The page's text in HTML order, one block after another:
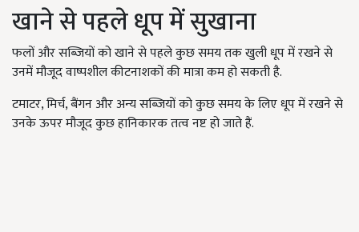
खाने से पहले धूप में सुखाना
फलों और सब्जियों को खाने से पहले कुछ समय तक खुली धूप में रखने से
उनमें मौजूद वाष्पशील कीटनाशकों की मात्रा कम हो सकती है.
टमाटर, मिर्च, बैंगन और अन्य सब्जियों को कुछ समय के लिए धूप में रखने से
उनके ऊपर मौजूद कुछ हानिकारक तत्व नष्ट हो जाते हैं.